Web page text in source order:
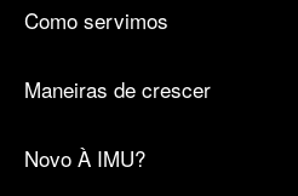
Como servimos
Maneiras de crescer
Novo À IMU?